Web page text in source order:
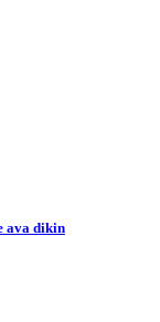
ava dikin